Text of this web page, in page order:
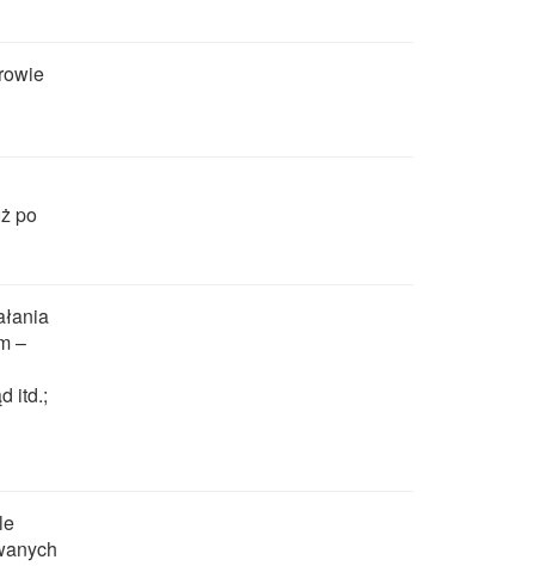
po
–
itd.;